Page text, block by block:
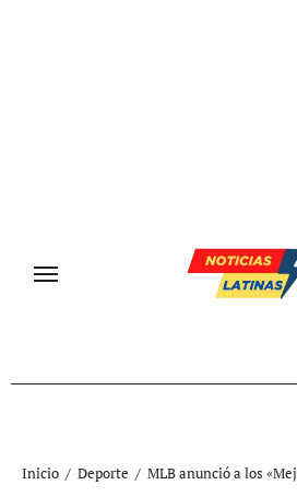
Inicio Deporte MLB anunció a los